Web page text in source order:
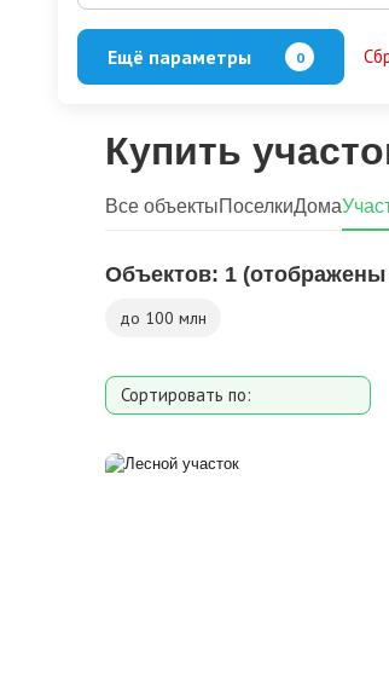
Ещё параметры 0
Охрана
Купить
Объектов: 1 (отображены
Все объектыПоселкиДома
до 100 млн
Сортировать по:
Расстоянию от МКАД